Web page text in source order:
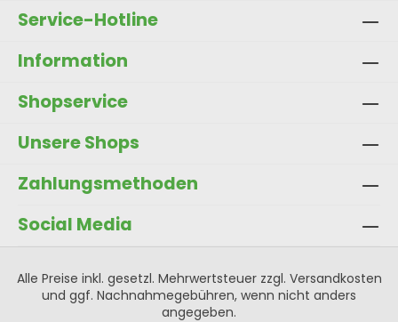
Service-Hotline
Information
Shopservice
Unsere Shops
Zahlungsmethoden
Social Media
Alle Preise inkl. gesetzl. Mehrwertsteuer zzgl. Versandkosten
und ggf. Nachnahmegebühren, wenn nicht anders
angegeben.